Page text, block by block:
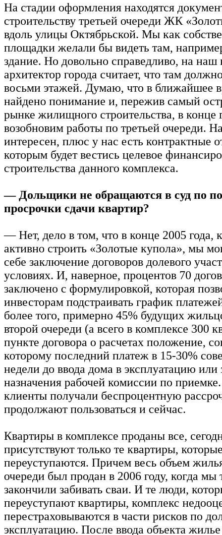
На стадии оформления находятся
строительству третьей очереди ЖК
вдоль улицы Октябрьской. Мы как
площадки желали бы видеть там,
здание. Но довольно справедливо, на наш
архитектор города считает, что там
восьми этажей. Думаю, что в ближайшее
найдено понимание и, пережив самый
рынке жилищного строительства, в конце
возобновим работы по третьей очереди.
интересен, плюс у нас есть контрактные
которым будет вестись целевое
строительства данного комплекса.
— Дольщики не обращаются в суд по
просрочки сдачи квартир?
— Нет, дело в том, что в конце 2005 года,
активно строить «Золотые купола», мы
себе заключение договоров долевого
условиях. И, наверное, процентов 70
заключено с формулировкой, которая
инвесторам подстраивать график
более того, примерно 45% будущих
второй очереди (а всего в комплексе 300
пункте договора о расчетах положение,
которому последний платеж в 15-30%
недели до ввода дома в эксплуатацию или
назначения рабочей комиссии по
клиенты получали беспроцентную
продолжают пользоваться и сейчас.
Квартиры в комплексе проданы все,
присутствуют только те квартиры,
переуступаются. Причем весь объем
очереди был продан в 2006 году, когда мы
закончили забивать сваи. И те люди,
переуступают квартиры, комплекс
перестраховываются в части рисков по
эксплуатацию. После ввода объекта